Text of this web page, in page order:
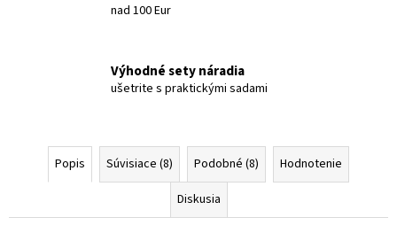
nad 100 Eur
Výhodné sety náradia
ušetrite s praktickými sadami
Popis Súvisiace (8) Podobné (8)
Hodnotenie
Diskusia